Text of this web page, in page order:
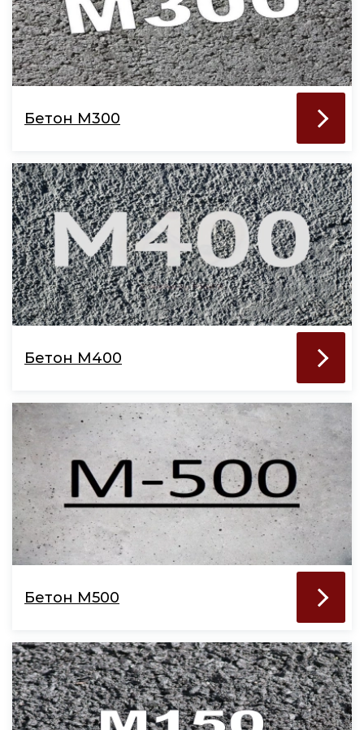
Бетон М300
Бетон М400
Бетон М500